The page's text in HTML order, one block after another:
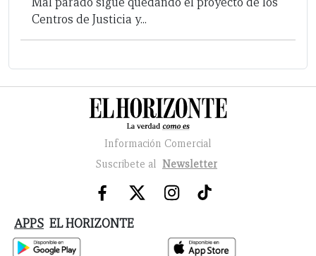
Centros de Justicia y...
Información Comercial
Suscribete al
Newsletter
APPS EL HORIZONTE